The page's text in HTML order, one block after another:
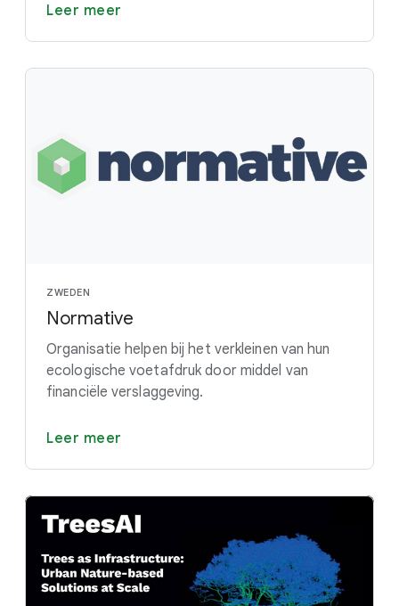
Leer meer
ZWEDEN
Normative
Organisatie helpen bij het verkleinen van hun
ecologische voetafdruk door middel van
financiële verslaggeving.
Leer meer